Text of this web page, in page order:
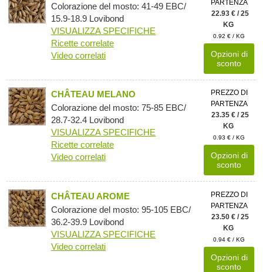
Colorazione del mosto: 41-49 EBC/
15.9-18.9 Lovibond
VISUALIZZA SPECIFICHE
Ricette correlate
Video correlati
PARTENZA
22.93 € / 25
KG
0.92 € / KG
Opzioni di
sconto
CHÂTEAU MELANO
Colorazione del mosto: 75-85 EBC/
28.7-32.4 Lovibond
VISUALIZZA SPECIFICHE
Ricette correlate
Video correlati
PREZZO DI
PARTENZA
23.35 € / 25
KG
0.93 € / KG
Opzioni di
sconto
CHÂTEAU AROME
Colorazione del mosto: 95-105 EBC/
36.2-39.9 Lovibond
VISUALIZZA SPECIFICHE
Video correlati
PREZZO DI
PARTENZA
23.50 € / 25
KG
0.94 € / KG
Opzioni di
sconto